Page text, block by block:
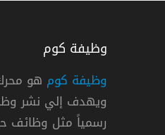
شركة بترجي فارما توفر 60 وظيفة فنية في مختلف التخصصات
وظيفة كوم
وظيفة كوم هو
ويهدف إلي نشر
رسمياً مثل وظائف